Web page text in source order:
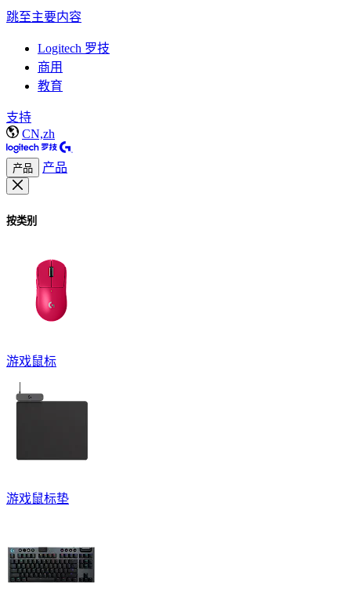
跳至主要内容
Logitech 罗技
商用
教育
支持
CN,zh
产品 产品
按类别
游戏鼠标
游戏鼠标垫